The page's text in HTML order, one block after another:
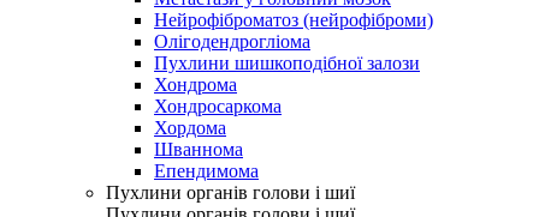
Нейрофіброматоз (нейрофіброми)
Олігодендрогліома
Пухлини шишкоподібної залози
Хондрома
Хондросаркома
Хордома
Шваннома
Епендимома
Пухлини органів голови і шиї